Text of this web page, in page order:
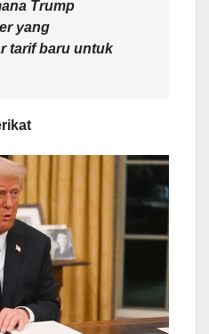
Trump
yang
tarif baru untuk